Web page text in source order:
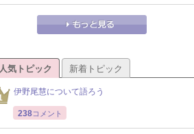
人気トピック 新着トピック
伊野尾慧について語ろう
238コメント